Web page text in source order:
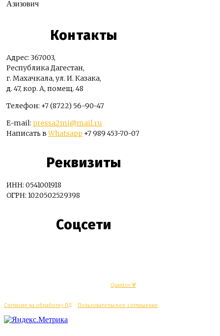
Азизович
Контакты
Адрес: 367003,
Республика Дагестан,
г. Махачкала, ул. И. Казака,
д. 47, кор. А, помещ. 48
Телефон: +7 (8722) 56-90-47
E-mail: pressa2mi@mail.ru
Написать вWhatsapp +7 989 453-70-07
Реквизиты
ИНН: 0541001918
ОГРН: 1020502529398
Соцсети
Quantor-∀
Согласие на обработку ПД Пользовательское соглашение